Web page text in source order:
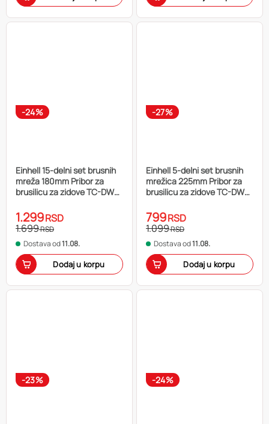
-24%
Einhell 15-delni set brusnih
mreža 180mm Pribor za
brusilicu za zidove TC-DW
1.299RSD
1.699RSD
Dostava od11.08.
Dodaj u korpu
-27%
Einhell 5-delni set brusnih
mrežica 225mm Pribor za
brusilicu za zidove TC-DW
799RSD
1.099RSD
Dostava od11.08.
Dodaj u korpu
-23% -24%